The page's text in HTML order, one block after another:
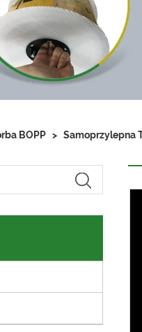
BOPP > Samoprzylepna